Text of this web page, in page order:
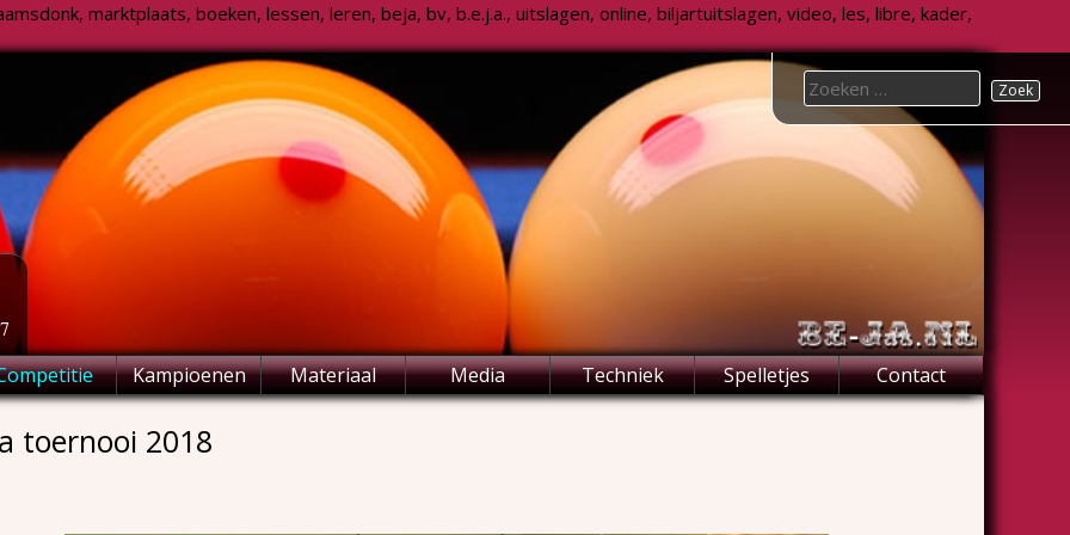
marktplaats, boeken, lessen, leren, beja, bv, b.e.j.a., uitslagen, online, biljartuitslagen, video, les, libre, kader,
Kampioenen Materiaal Media Techniek Spelletjes Contact
Search
for:
toernooi 2018